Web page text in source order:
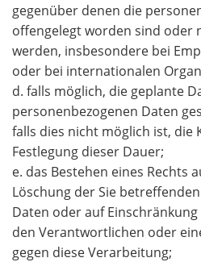
gegenüber denen die
offengelegt worden sind oder
werden, insbesondere bei
oder bei internationalen
d. falls möglich, die geplante
personenbezogenen Daten
falls dies nicht möglich ist, die
Festlegung dieser Dauer;
e. das Bestehen eines Rechts
Löschung der Sie
Daten oder auf
den Verantwortlichen oder
gegen diese Verarbeitung;